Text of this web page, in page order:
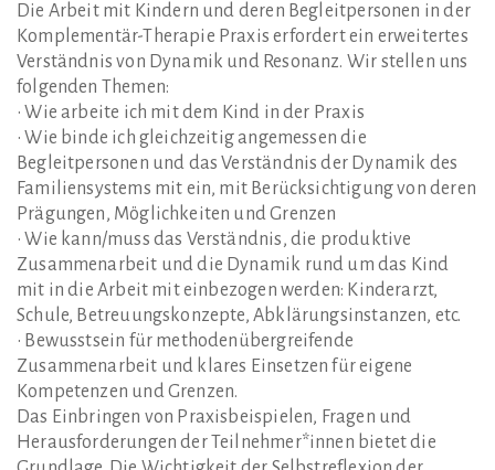
Die Arbeit mit Kindern und deren Begleitpersonen in der
Komplementär-Therapie Praxis erfordert ein erweitertes
Verständnis von Dynamik und Resonanz. Wir stellen uns
folgenden Themen:
• Wie arbeite ich mit dem Kind in der Praxis
• Wie binde ich gleichzeitig angemessen die
Begleitpersonen und das Verständnis der Dynamik des
Familiensystems mit ein, mit Berücksichtigung von deren
Prägungen, Möglichkeiten und Grenzen
• Wie kann/muss das Verständnis, die produktive
Zusammenarbeit und die Dynamik rund um das Kind
mit in die Arbeit mit einbezogen werden: Kinderarzt,
Schule, Betreuungskonzepte, Abklärungsinstanzen, etc.
• Bewusstsein für methodenübergreifende
Zusammenarbeit und klares Einsetzen für eigene
Kompetenzen und Grenzen.
Das Einbringen von Praxisbeispielen, Fragen und
Herausforderungen der Teilnehmer*innen bietet die